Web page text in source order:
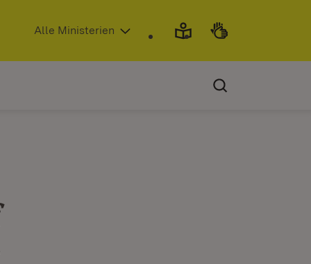
(Öffnet in neuem Fenster)
Alle Ministerien